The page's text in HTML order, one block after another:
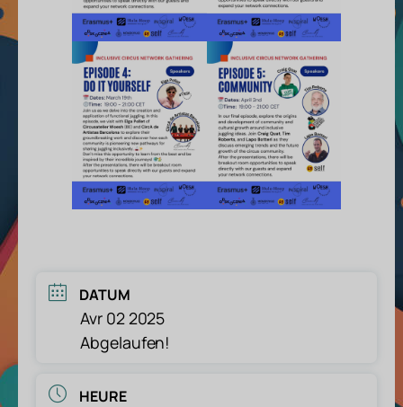
DATUM
Avr 02 2025
Abgelaufen!
HEURE